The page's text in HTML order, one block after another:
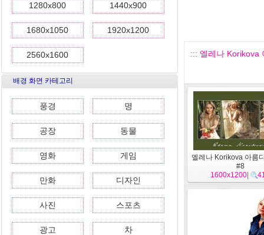
1280x800 1440x900
1680x1050 1920x1200
2560x1600
배경 화면 카테고리
풍경 명
공장 동물
영화 게임
만화 디자인
사진 스포츠
광고 차
::: 엘레나 Korikova
엘레나 Korikova 아름
#8
1600x1200